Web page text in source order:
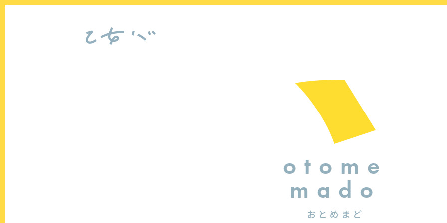
otome
mado
おとめまど